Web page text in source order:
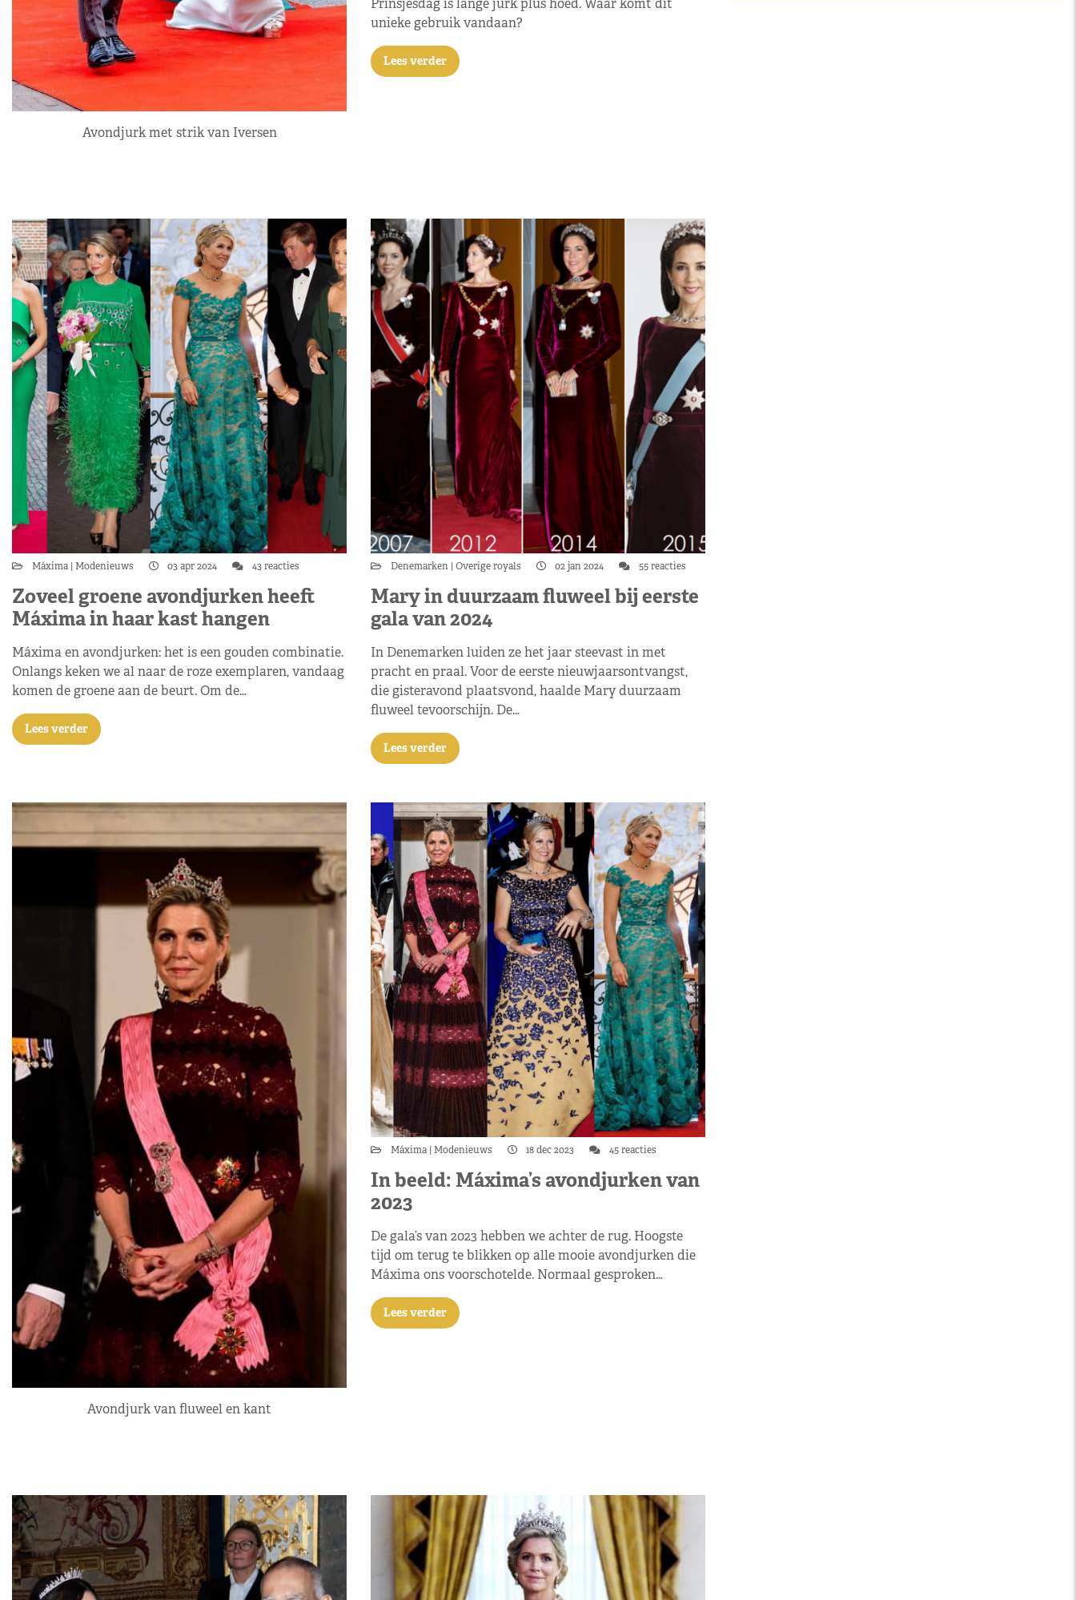
Avondjurk met strik van Iversen
Prinsjesdag is lange jurk plus hoed. Waar komt dit
unieke gebruik vandaan?
Lees verder
Máxima Modenieuws 03 apr 2024 43 reacties
Zoveel groene avondjurken heeft
Máxima in haar kast hangen
Máxima en avondjurken: het is een gouden combinatie.
Onlangs keken we al naar de roze exemplaren, vandaag
komen de groene aan de beurt. Om de…
Lees verder
Denemarken Overige royals 02 jan 2024 55 reacties
Mary in duurzaam fluweel bij eerste
gala van 2024
In Denemarken luiden ze het jaar steevast in met
pracht en praal. Voor de eerste nieuwjaarsontvangst,
die gisteravond plaatsvond, haalde Mary duurzaam
fluweel tevoorschijn. De…
Lees verder
Avondjurk van fluweel en kant
Máxima Modenieuws 18 dec 2023 45 reacties
In beeld: Máxima’s avondjurken van
2023
De gala’s van 2023 hebben we achter de rug. Hoogste
tijd om terug te blikken op alle mooie avondjurken die
Máxima ons voorschotelde. Normaal gesproken…
Lees verder